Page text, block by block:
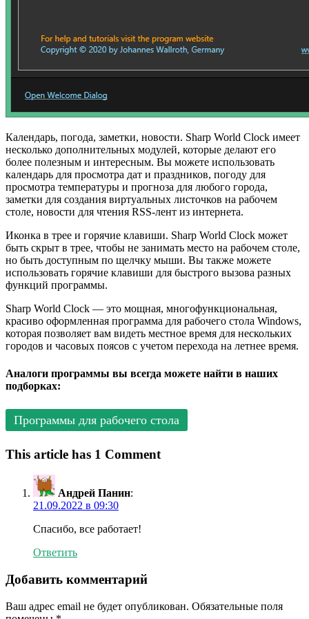
Календарь, погода, заметки, новости. Sharp World Clock имеет
несколько дополнительных модулей, которые делают его
более полезным и интересным. Вы можете использовать
календарь для просмотра дат и праздников, погоду для
просмотра температуры и прогноза для любого города,
заметки для создания виртуальных листочков на рабочем
столе, новости для чтения RSS-лент из интернета.
Иконка в трее и горячие клавиши. Sharp World Clock может
быть скрыт в трее, чтобы не занимать место на рабочем столе,
но быть доступным по щелчку мыши. Вы также можете
использовать горячие клавиши для быстрого вызова разных
функций программы.
Sharp World Clock — это мощная, многофункциональная,
красиво оформленная программа для рабочего стола Windows,
которая позволяет вам видеть местное время для нескольких
городов и часовых поясов с учетом перехода на летнее время.
Аналоги программы вы всегда можете найти в наших
подборках:
Программы для рабочего стола
This article has 1 Comment
Андрей Панин:
21.09.2022 в 09:30
Спасибо, все работает!
Ответить
Добавить комментарий
Ваш адрес email не будет опубликован. Обязательные поля